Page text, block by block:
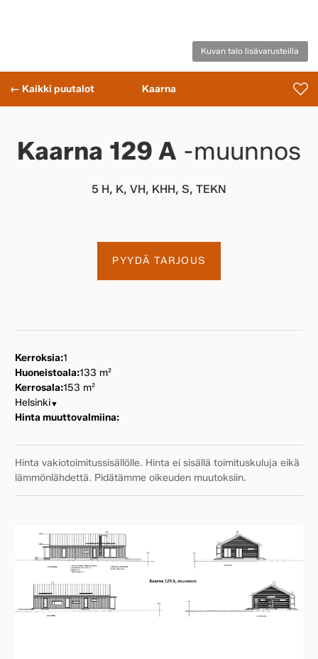
Kuvan talo lisävarusteilla
← Kaikki puutalot Kaarna
Kaarna 129 A -muunnos
5 H, K, VH, KHH, S, TEKN
PYYDÄ TARJOUS
Kerroksia:1
Huoneistoala:133 m²
Kerrosala:153 m²
Helsinki▼
Hinta muuttovalmiina:
Hinta vakiotoimitussisällölle. Hinta ei sisällä toimituskuluja eikä
lämmönlähdettä. Pidätämme oikeuden muutoksiin.